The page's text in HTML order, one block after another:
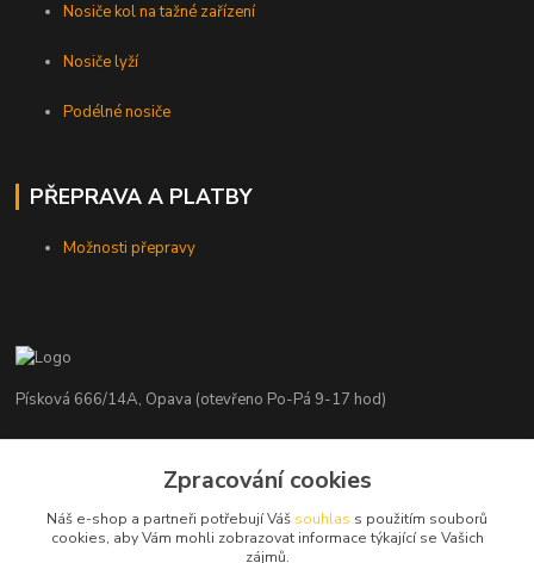
Nosiče kol na tažné zařízení
Nosiče lyží
Podélné nosiče
PŘEPRAVA A PLATBY
Možnosti přepravy
Písková 666/14A, Opava (otevřeno Po-Pá 9-17 hod)
+420 776 839 986
info@nosice.com
Zpracování cookies
Náš e-shop a partneři potřebují Váš souhlas s použitím souborů
cookies, aby Vám mohli zobrazovat informace týkající se Vašich
zájmů.